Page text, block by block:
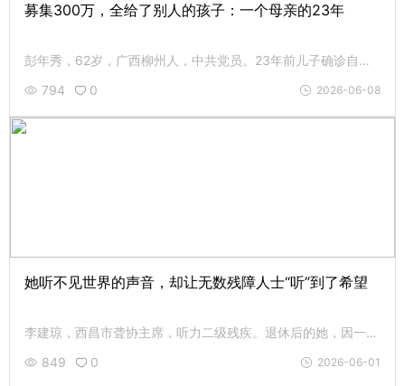
募集300万，全给了别人的孩子：一个母亲的23年
彭年秀，62岁，广西柳州人，中共党员。23年前儿子确诊自闭症后，她创办了柳州首家孤独症康复中心，帮助上千名“星星的孩子”学会开口说话，募集近300万元善款全部用于孩子。
794
0 2026-06-08
她听不见世界的声音，却让无数残障人士“听”到了希望
李建琼，西昌市聋协主席，听力二级残疾。退休后的她，因一场始料未及的失聪，踏上了公益之路。她组建“月亮视频群”，成立舞蹈队、摄影队、残疾人艺术团，二十年如一日，带领700多名残障人士走出家门、融入社会。
849
0 2026-06-01